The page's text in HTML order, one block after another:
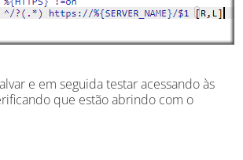
e em seguida testar acessando às
que estão abrindo com o